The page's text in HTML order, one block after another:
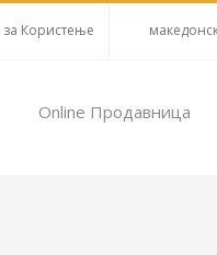
за Користење
Online Продавница